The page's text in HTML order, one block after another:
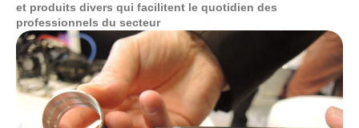
et produits divers qui facilitent le quotidien des
professionnels du secteur